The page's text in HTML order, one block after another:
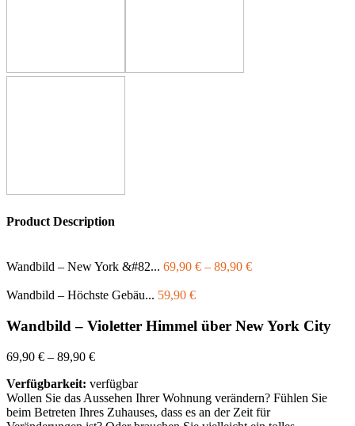
Product Description
Wandbild – New York &#82... 69,90 € – 89,90 €
Wandbild – Höchste Gebäu... 59,90 €
Wandbild – Violetter Himmel über New York City
69,90 € – 89,90 €
Verfügbarkeit: verfügbar
Wollen Sie das Aussehen Ihrer Wohnung verändern? Fühlen Sie
beim Betreten Ihres Zuhauses, dass es an der Zeit für